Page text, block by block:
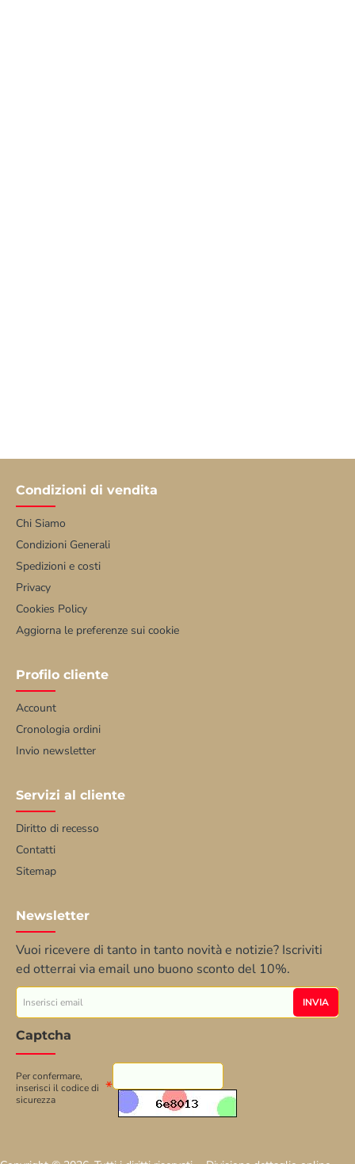
Condizioni di vendita
Chi Siamo
Condizioni Generali
Spedizioni e costi
Privacy
Cookies Policy
Aggiorna le preferenze sui cookie
Profilo cliente
Account
Cronologia ordini
Invio newsletter
Servizi al cliente
Diritto di recesso
Contatti
Sitemap
Newsletter
Vuoi ricevere di tanto in tanto novità e notizie? Iscriviti
ed otterrai via email uno buono sconto del 10%.
Inserisci
email
INVIA
Captcha
Per confermare,
inserisci il codice di
sicurezza